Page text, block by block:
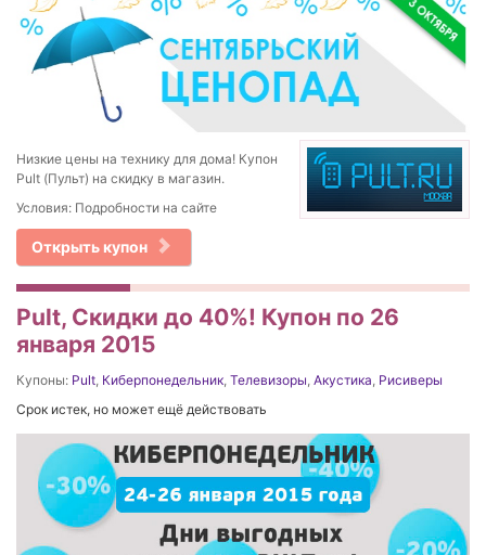
Низкие цены на технику для дома! Купон
Pult (Пульт) на скидку в магазин.
Условия: Подробности на сайте
Открыть купон
Pult, Скидки до 40%! Купон по 26
января 2015
Купоны: Pult Киберпонедельник Телевизоры Акустика Рисиверы
Срок истек, но может ещё действовать